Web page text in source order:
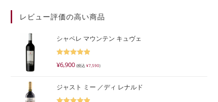
レビュー評価の高い商品
シャペレ マウンテン キュヴェ
¥6,900 (税込¥7,590)
ジャスト ミー ／ディ レナルド